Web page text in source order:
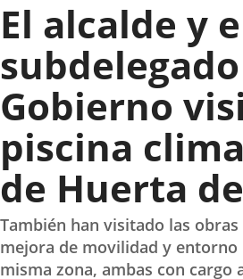
Valladolid
El alcalde y
Gobierno
piscina
de Huerta
También han visitado las
mejora de movilidad y entorno
misma zona, ambas con cargo